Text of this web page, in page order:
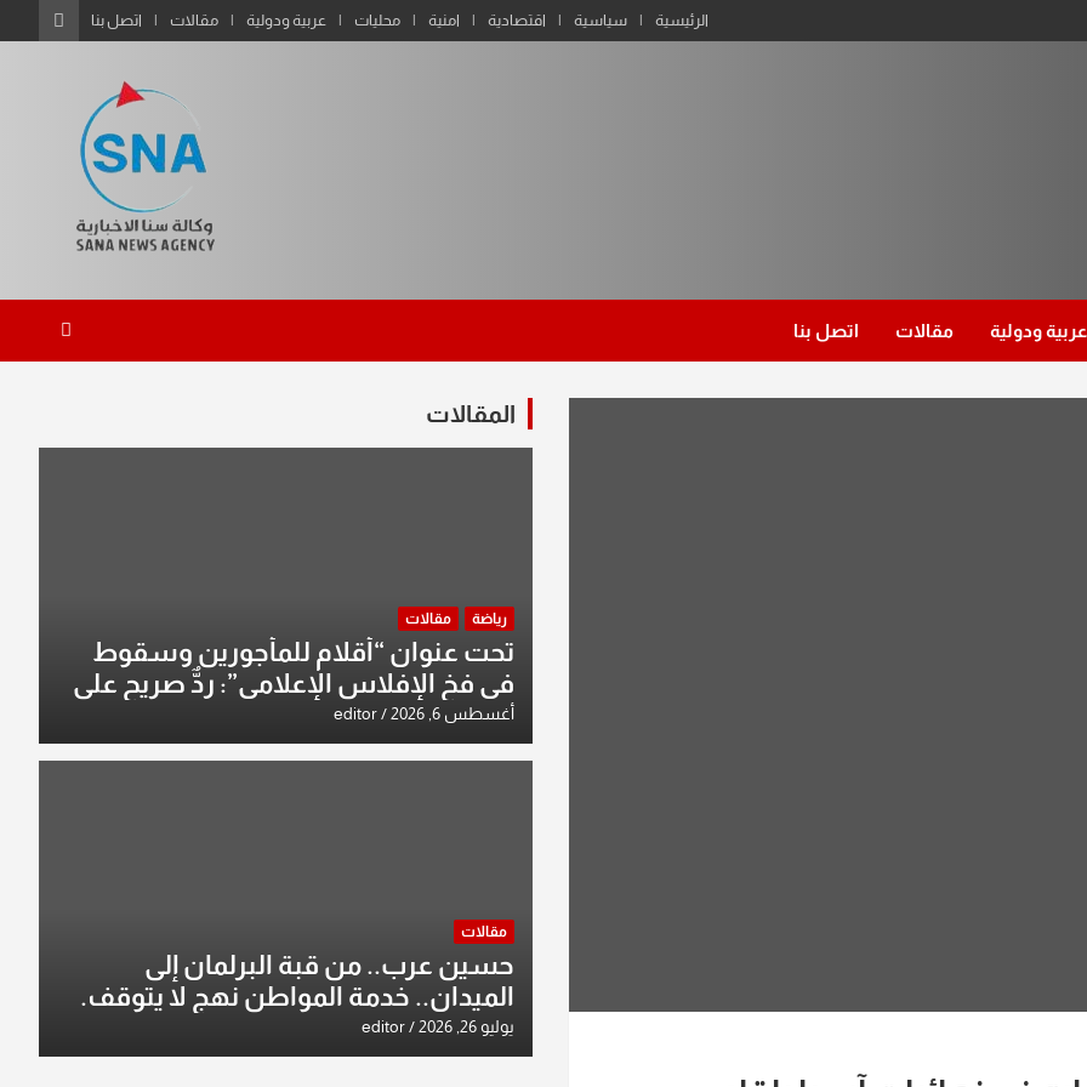
الرئيسية سياسية اقتصادية امنية محليات عربية ودولية مقالات اتصل بنا
عربية ودولية مقالات اتصل بنا
المقالات
رياضة مقالات
تحت عنوان “أقلام للمأجورين وسقوط
في فخ الإفلاس الإعلامي”: ردٌّ صريح على
افتراءات سمير الشكرجي
أغسطس 6, 2026 editor
مقالات
حسين عرب.. من قبة البرلمان إلى
الميدان.. خدمة المواطن نهج لا يتوقف.
يوليو 26, 2026 editor